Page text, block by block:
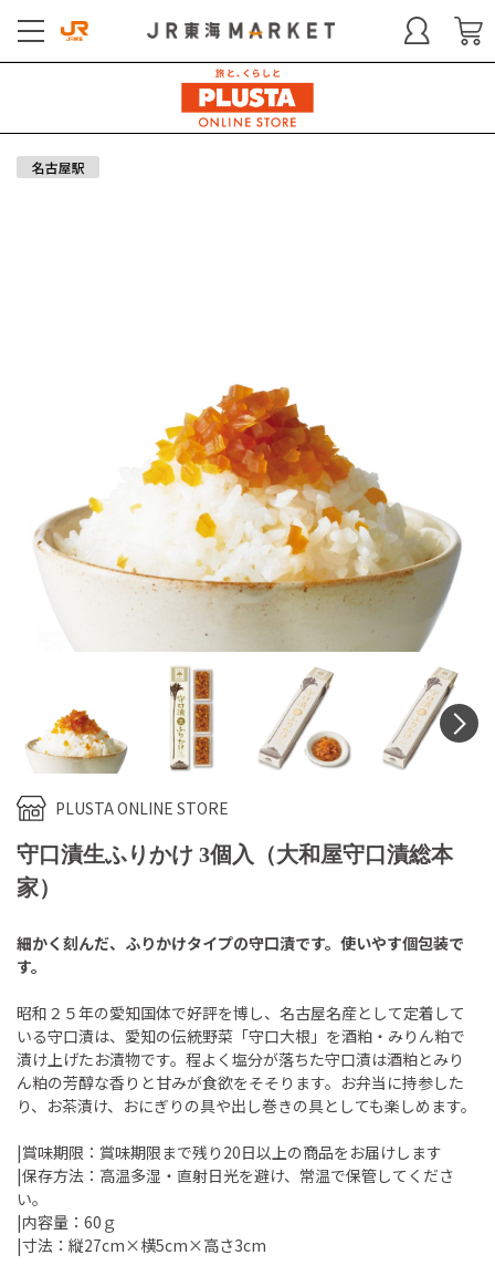
PLUSTA ONLINE STORE
守口漬生ふりかけ 3個入（大和屋守口漬総本
家）
細かく刻んだ、ふりかけタイプの守口漬です。使いやす個包装で
す。
昭和２５年の愛知国体で好評を博し、名古屋名産として定着して
いる守口漬は、愛知の伝統野菜「守口大根」を酒粕・みりん粕で
漬け上げたお漬物です。程よく塩分が落ちた守口漬は酒粕とみり
ん粕の芳醇な香りと甘みが食欲をそそります。お弁当に持参した
り、お茶漬け、おにぎりの具や出し巻きの具としても楽しめます。
|賞味期限：賞味期限まで残り20日以上の商品をお届けします
|保存方法：高温多湿・直射日光を避け、常温で保管してくださ
い。
|内容量：60ｇ
|寸法：縦27cm×横5cm×高さ3cm